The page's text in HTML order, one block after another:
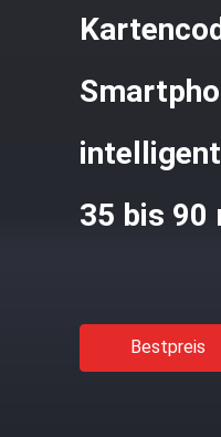
35 bis 90
Bestpreis